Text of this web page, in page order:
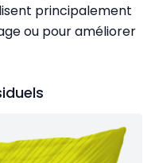
principalement
ou pour améliorer